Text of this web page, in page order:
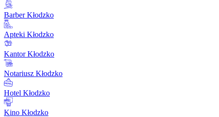
Barber Kłodzko
Apteki Kłodzko
Kantor Kłodzko
Notariusz Kłodzko
Hotel Kłodzko
Kino Kłodzko